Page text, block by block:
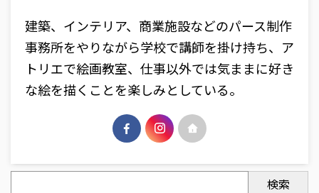
建築、インテリア、商業施設などのパース制作
事務所をやりながら学校で講師を掛け持ち、ア
トリエで絵画教室、仕事以外では気ままに好き
な絵を描くことを楽しみとしている。
検索